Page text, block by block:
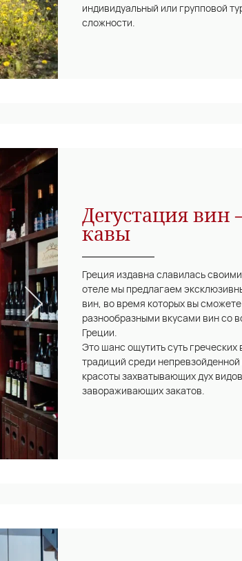
индивидуальный или групповой
сложности.
Дегустация вин
кавы
Греция издавна славилась
отеле мы предлагаем
вин, во время которых вы
разнообразными вкусами вин со
Греции.
Это шанс ощутить суть греческих
традиций среди
красоты захватывающих дух
завораживающих закатов.